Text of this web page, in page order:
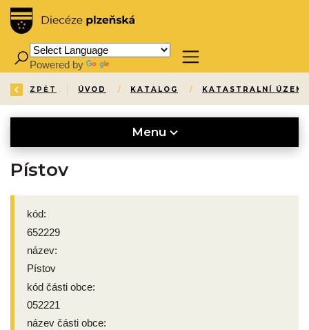
Powered by
ZPĚT ÚVOD / KATALOG / KATASTRALNÍ ÚZEMÍ
Menu
Pístov
kód:
652229
název:
Pístov
kód části obce:
052221
název části obce: